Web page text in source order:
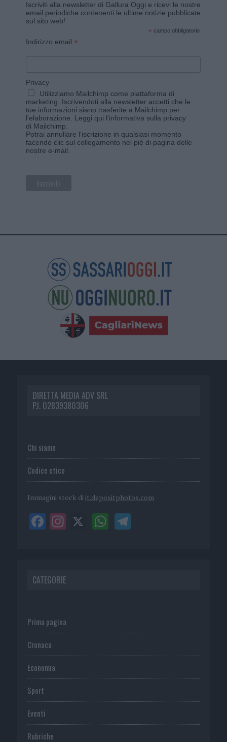
Iscriviti alla newsletter di Gallura Oggi e ricevi le nostre
email periodiche contenenti le ultime notizie pubblicate
sul sito web!
* campo obbligatorio
Indirizzo email *
Privacy
Utilizziamo Mailchimp come piattaforma di
marketing. Iscrivendoti alla newsletter accetti che le
tue informazioni siano trasferite a Mailchimp per
l'elaborazione. Leggi qui l'informativa sulla privacy
di Mailchimp
Potrai annullare l'iscrizione in qualsiasi momento
facendo clic sul collegamento nel piè di pagina delle
nostre e-mail.
DIRETTA MEDIA ADV SRL
P.I. 02839380306
Chi siamo
Codice etico
Immagini stock di it.depositphotos.com
CATEGORIE
Prima pagina
Cronaca
Economia
Sport
Eventi
Rubriche